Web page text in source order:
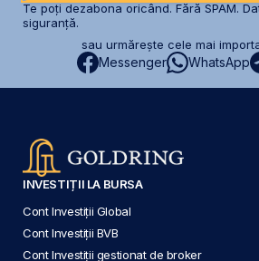
Te poți dezabona oricând. Fără SPAM.
siguranță.
sau urmărește cele mai
Messenger WhatsApp
INVESTIȚII LA BURSA
Cont Investiții Global
Cont Investiții BVB
Cont Investiții gestionat de broker